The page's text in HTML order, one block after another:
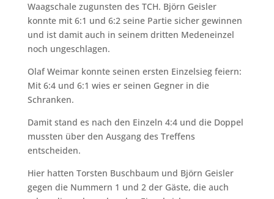
Waagschale zugunsten des TCH. Björn Geisler
konnte mit 6:1 und 6:2 seine Partie sicher gewinnen
und ist damit auch in seinem dritten Medeneinzel
noch ungeschlagen.
Olaf Weimar konnte seinen ersten Einzelsieg feiern:
Mit 6:4 und 6:1 wies er seinen Gegner in die
Schranken.
Damit stand es nach den Einzeln 4:4 und die Doppel
mussten über den Ausgang des Treffens
entscheiden.
Hier hatten Torsten Buschbaum und Björn Geisler
gegen die Nummern 1 und 2 der Gäste, die auch